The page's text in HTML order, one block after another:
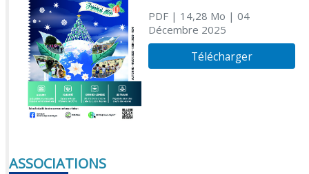
PDF| 14,28 Mo | 04
Décembre 2025
Télécharger
ASSOCIATIONS